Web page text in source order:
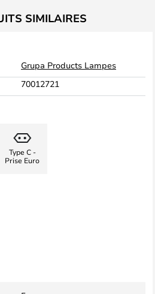
SIMILAIRES
Grupa Products Lampes
70012721
Type C -
Prise Euro